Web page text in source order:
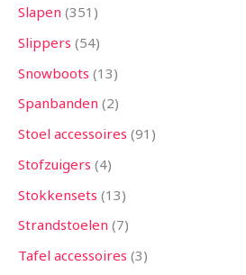
Slapen 351
Slippers 54
Snowboots 13
Spanbanden 2
Stoel accessoires 91
Stofzuigers 4
Stokkensets 13
Strandstoelen 7
Tafel accessoires 3